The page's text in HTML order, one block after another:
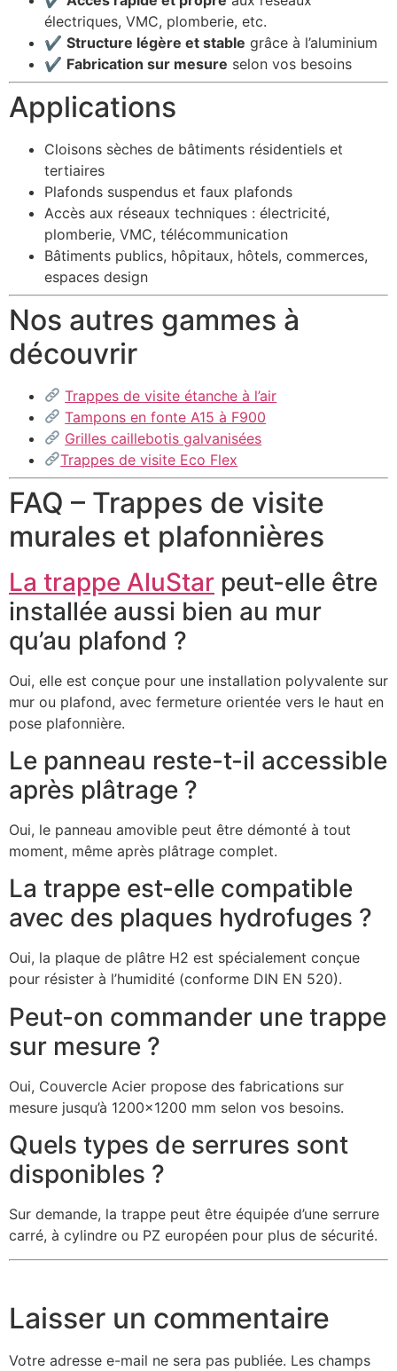
électriques, VMC, plomberie, etc.
✔ Structure légère et stable grâce à l’aluminium
✔ Fabrication sur mesure selon vos besoins
Applications
Cloisons sèches de bâtiments résidentiels et
tertiaires
Plafonds suspendus et faux plafonds
Accès aux réseaux techniques : électricité,
plomberie, VMC, télécommunication
Bâtiments publics, hôpitaux, hôtels, commerces,
espaces design
Nos autres gammes à
découvrir
Trappes de visite étanche à l’air
Tampons en fonte A15 à F900
Grilles caillebotis galvanisées
Trappes de visite Eco Flex
FAQ – Trappes de visite
murales et plafonnières
La trappe AluStar peut-elle être
installée aussi bien au mur
qu’au plafond ?
Oui, elle est conçue pour une installation polyvalente sur
mur ou plafond, avec fermeture orientée vers le haut en
pose plafonnière.
Le panneau reste-t-il accessible
après plâtrage ?
Oui, le panneau amovible peut être démonté à tout
moment, même après plâtrage complet.
La trappe est-elle compatible
avec des plaques hydrofuges ?
Oui, la plaque de plâtre H2 est spécialement conçue
pour résister à l’humidité (conforme DIN EN 520).
Peut-on commander une trappe
sur mesure ?
Oui, Couvercle Acier propose des fabrications sur
mesure jusqu’à 1200×1200 mm selon vos besoins.
Quels types de serrures sont
disponibles ?
Sur demande, la trappe peut être équipée d’une serrure
carré, à cylindre ou PZ européen pour plus de sécurité.
Laisser un commentaire
Votre adresse e-mail ne sera pas publiée. Les champs